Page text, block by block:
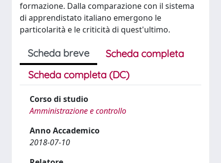
formazione. Dalla comparazione con il sistema
di apprendistato italiano emergono le
particolarità e le criticità di quest'ultimo.
Scheda breve
Scheda completa
Scheda completa (DC)
Corso di studio
Amministrazione e controllo
Anno Accademico
2018-07-10